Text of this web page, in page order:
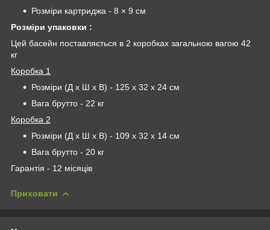
Розміри картриджа - 8 × 9 см
Розміри упаковки :
Цей басейн поставляється в 2 коробках загальною вагою 42
кг
Коробка 1
Розміри (Д х Ш х В) - 125 х 32 х 24 см
Вага брутто - 22 кг
Коробка 2
Розміри (Д х Ш х В) - 109 х 32 х 14 см
Вага брутто - 20 кг
Гарантія - 12 місяців
Приховати